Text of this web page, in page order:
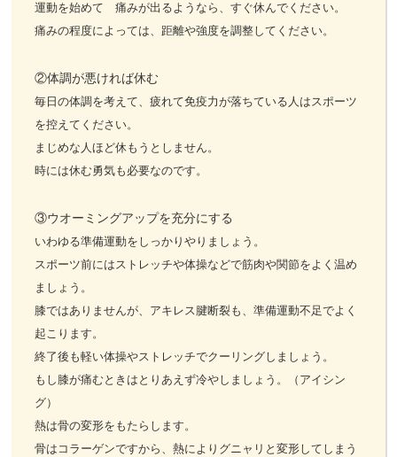
運動を始めて 痛みが出るようなら、すぐ休んでください。
痛みの程度によっては、距離や強度を調整してください。
②体調が悪ければ休む
毎日の体調を考えて、疲れて免疫力が落ちている人はスポーツ
を控えてください。
まじめな人ほど休もうとしません。
時には休む勇気も必要なのです。
③ウオーミングアップを充分にする
いわゆる準備運動をしっかりやりましょう。
スポーツ前にはストレッチや体操などで筋肉や関節をよく温め
ましょう。
膝ではありませんが、アキレス腱断裂も、準備運動不足でよく
起こります。
終了後も軽い体操やストレッチでクーリングしましょう。
もし膝が痛むときはとりあえず冷やしましょう。（アイシン
グ）
熱は骨の変形をもたらします。
骨はコラーゲンですから、熱によりグニャリと変形してしまう